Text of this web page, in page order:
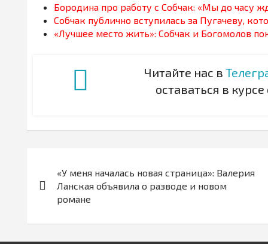
Бородина про работу с Собчак: «Мы до часу
Собчак публично вступилась за Пугачеву,
«Лучшее место жить»: Собчак и Богомолов
Читайте нас в
оставаться в
по
записям
«У меня началась новая страница»: Валерия
Ланская объявила о разводе и новом
романе